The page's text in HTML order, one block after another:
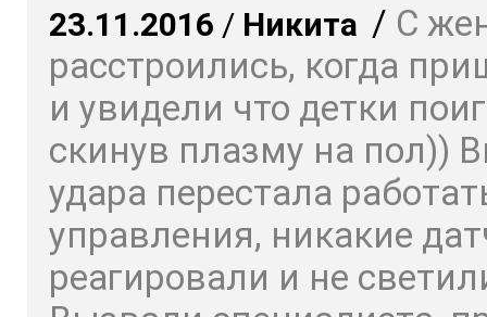
23.11.2016 / Никита / С
расстроились, когда
и увидели что детки
скинув плазму на пол))
удара перестала
управления, никакие
реагировали и не